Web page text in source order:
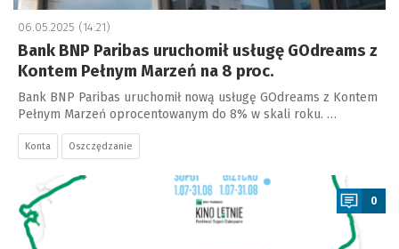
06.05.2025 (14:21)
Bank BNP Paribas uruchomił usługę GOdreams z
Kontem Pełnym Marzeń na 8 proc.
Bank BNP Paribas uruchomił nową usługę GOdreams z Kontem
Pełnym Marzeń oprocentowanym do 8% w skali roku. …
Konta Oszczędzanie
0